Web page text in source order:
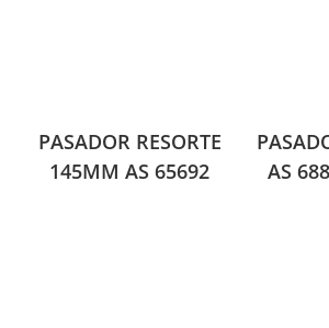
PASADOR RESORTE
145MM AS 65692
AS